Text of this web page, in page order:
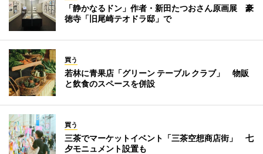
「静かなるドン」作者・新田たつおさん原画展 豪
徳寺「旧尾崎テオドラ邸」で
買う
若林に青果店「グリーン テーブル クラブ」 物販
と飲食のスペースを併設
買う
三茶でマーケットイベント「三茶空想商店街」 七
夕モニュメント設置も